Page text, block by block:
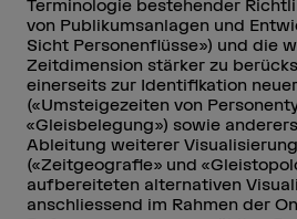
Terminologie bestehender
von Publikumsanlagen und
Sicht Personenflüsse») und die
Zeitdimension stärker zu
einerseits zur Identifikation
(«Umsteigezeiten von
«Gleisbelegung») sowie
Ableitung weiterer
(«Zeitgeografie» und
aufbereiteten alternativen
anschliessend im Rahmen der